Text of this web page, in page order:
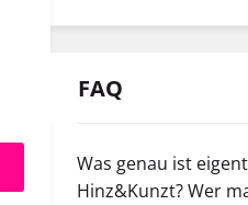
kann. Wenn
FAQ
Was genau ist
Hinz&Kunzt? Wer